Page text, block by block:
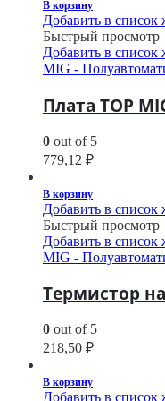
В корзину
Добавить в список
Быстрый просмотр
Добавить в список
MIG -
Плата TOP
0 out of 5
779,12 ₽
В корзину
Добавить в список
Быстрый просмотр
Добавить в список
MIG -
Термистор
0 out of 5
218,50 ₽
В корзину
Добавить в список